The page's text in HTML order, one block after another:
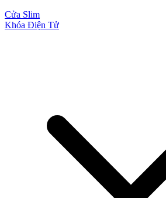
CỬA NHỰA
Cửa Nhựa Gỗ Composite
Cửa Slim
Khóa Điện Tử